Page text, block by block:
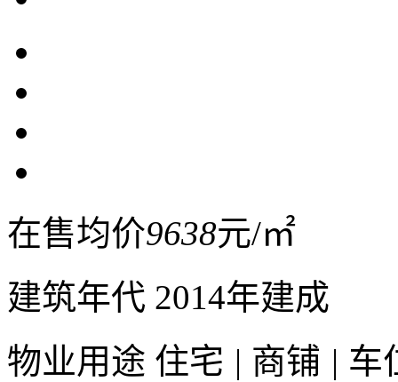
在售均价9638元/㎡
建筑年代 2014年建成
物业用途 住宅 | 商铺 | 车